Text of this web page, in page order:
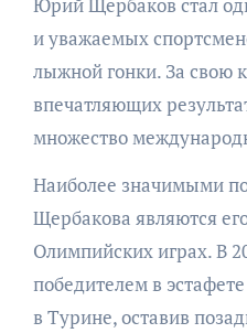
и уважаемых
лыжной гонки. За свою
впечатляющих
множество
Наиболее значимыми
Щербакова являются
Олимпийских играх. В
победителем в
в Турине, оставив